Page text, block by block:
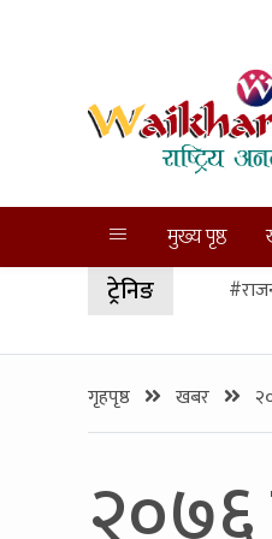
मुख्य पृष्ठ
ट्रेनिङ
गृहपृष्ठ खबर